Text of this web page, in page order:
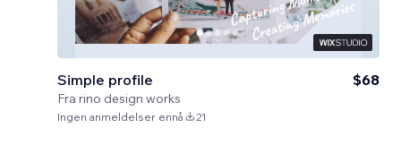
Simple profile
Fra rino design works
$68
Ingen anmeldelser ennå 21